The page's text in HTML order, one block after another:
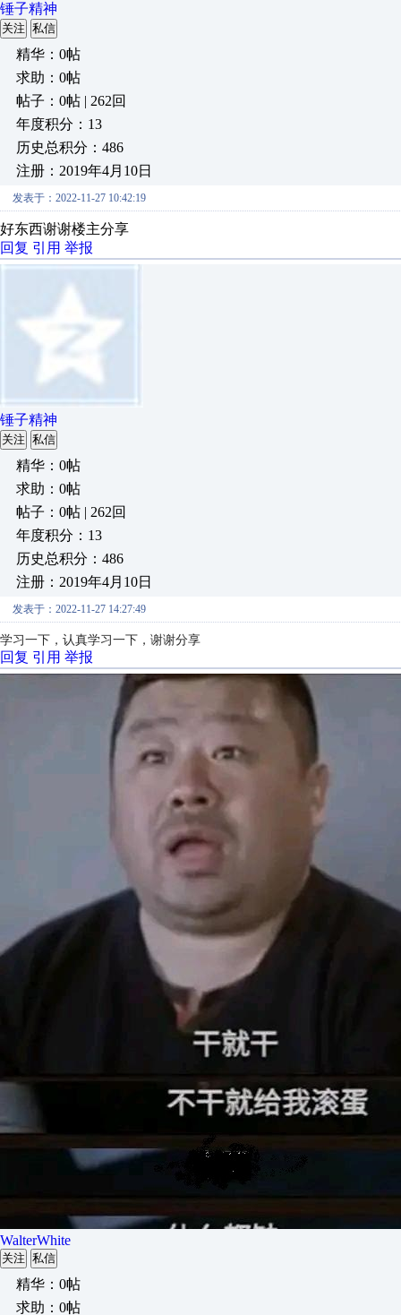
锤子精神
关注 私信
精华：0帖
求助：0帖
帖子：0帖 | 262回
年度积分：13
历史总积分：486
注册：2019年4月10日
发表于：2022-11-27 10:42:19
好东西谢谢楼主分享
回复 引用 举报
锤子精神
关注 私信
精华：0帖
求助：0帖
帖子：0帖 | 262回
年度积分：13
历史总积分：486
注册：2019年4月10日
发表于：2022-11-27 14:27:49
学习一下，认真学习一下，谢谢分享
回复 引用 举报
WalterWhite
关注 私信
精华：0帖
求助：0帖